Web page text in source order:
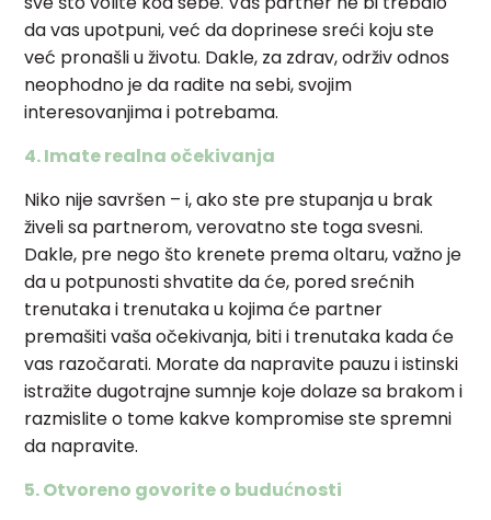
da vas upotpuni, već da doprinese sreći koju ste
već pronašli u životu. Dakle, za zdrav, održiv odnos
neophodno je da radite na sebi, svojim
interesovanjima i potrebama.
4. Imate realna očekivanja
Niko nije savršen – i, ako ste pre stupanja u brak
živeli sa partnerom, verovatno ste toga svesni.
Dakle, pre nego što krenete prema oltaru, važno je
da u potpunosti shvatite da će, pored srećnih
trenutaka i trenutaka u kojima će partner
premašiti vaša očekivanja, biti i trenutaka kada će
vas razočarati. Morate da napravite pauzu i istinski
istražite dugotrajne sumnje koje dolaze sa brakom i
razmislite o tome kakve kompromise ste spremni
da napravite.
5. Otvoreno govorite o budućnosti